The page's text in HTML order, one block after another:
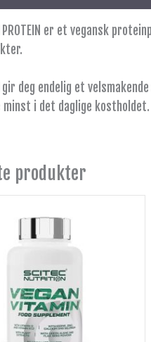
PROTEIN er et vegansk
gir deg endelig et
minst i det daglige
produkter